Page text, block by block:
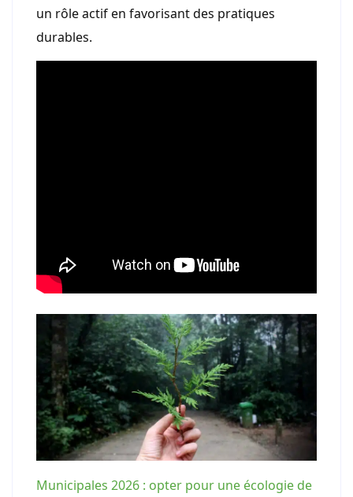
un rôle actif en favorisant des pratiques
durables.
Municipales 2026 : opter pour une écologie de